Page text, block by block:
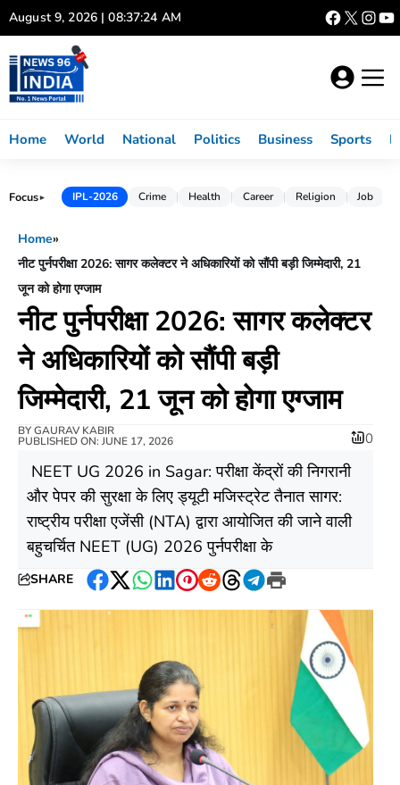
Skip
to
content
August 9, 2026 | 08:37:25 AM
Home World National Politics Business Sports
Focus► IPL-2026 Crime Health Career Religion Job
Home»
नीट पुर्नपरीक्षा 2026: सागर कलेक्टर ने अधिकारियों को सौंपी बड़ी जिम्मेदारी, 21
जून को होगा एग्जाम
नीट पुर्नपरीक्षा 2026: सागर कलेक्टर
ने अधिकारियों को सौंपी बड़ी
जिम्मेदारी, 21 जून को होगा एग्जाम
BYGAURAV KABIR
PUBLISHED ON: JUNE 17, 2026 0
​ ​NEET UG 2026 in Sagar: परीक्षा केंद्रों की निगरानी
और पेपर की सुरक्षा के लिए ड्यूटी मजिस्ट्रेट तैनात ​सागर:
राष्ट्रीय परीक्षा एजेंसी (NTA) द्वारा आयोजित की जाने वाली
बहुचर्चित NEET (UG) 2026 पुर्नपरीक्षा के
SHARE
Facebook
Twitter
WhatsApp
LinkedIn
Pinterest
RedditThreads
Telegram
Print